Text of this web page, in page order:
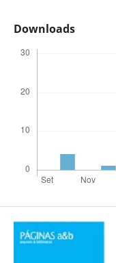
Downloads